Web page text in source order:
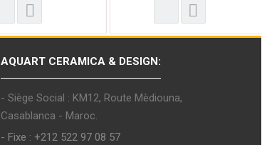
AQUART CERAMICA & DESIGN:
- Siège Social : KM12, Route Mèdiouna,
Casablanca - Maroc.
- Fixe : +212 522 97 08 57